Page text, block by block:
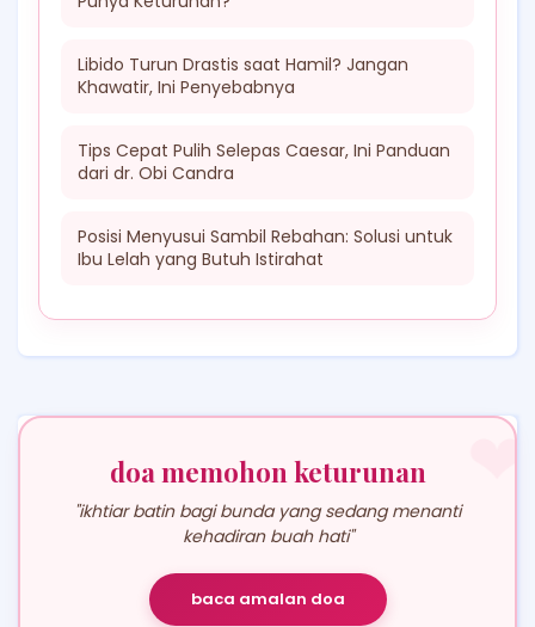
Libido Turun Drastis saat Hamil? Jangan
Khawatir, Ini Penyebabnya
Tips Cepat Pulih Selepas Caesar, Ini Panduan
dari dr. Obi Candra
Posisi Menyusui Sambil Rebahan: Solusi untuk
Ibu Lelah yang Butuh Istirahat
❤
doa memohon keturunan
"ikhtiar batin bagi bunda yang sedang menanti
kehadiran buah hati"
baca amalan doa